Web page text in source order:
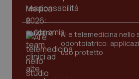
AI e telemedicina nello
odontoiatrico:
uso protetto
CookieScriptConsent